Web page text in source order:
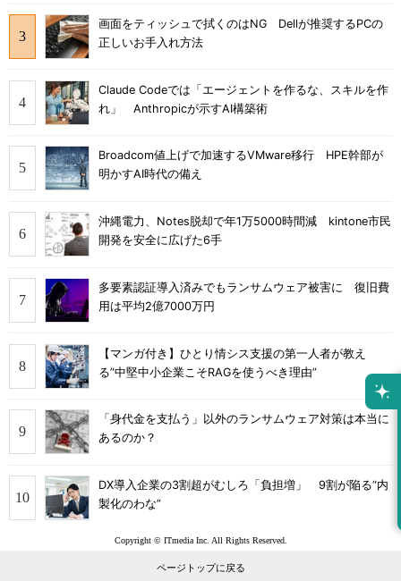
画面をティッシュで拭くのはNG Dellが推奨するPCの
正しいお手入れ方法
Claude Codeでは「エージェントを作るな、スキルを作
れ」 Anthropicが示すAI構築術
Broadcom値上げで加速するVMware移行 HPE幹部が
明かすAI時代の備え
沖縄電力、Notes脱却で年1万5000時間減 kintone市民
開発を安全に広げた6手
多要素認証導入済みでもランサムウェア被害に 復旧費
用は平均2億7000万円
【マンガ付き】ひとり情シス支援の第一人者が教え
る”中堅中小企業こそRAGを使うべき理由”
「身代金を支払う」以外のランサムウェア対策は本当に
あるのか？
DX導入企業の3割超がむしろ「負担増」 9割が陥る“内
製化のわな”
Copyright © ITmedia Inc. All Rights Reserved.
ページトップに戻る